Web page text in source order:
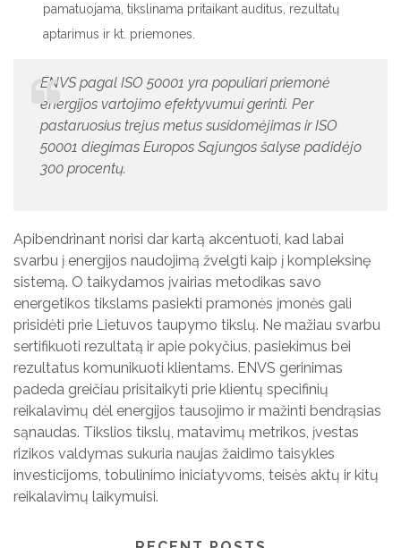
pamatuojama, tikslinama pritaikant auditus, rezultatų
aptarimus ir kt. priemones.
ENVS pagal ISO 50001 yra populiari priemonė
energijos vartojimo efektyvumui gerinti. Per
pastaruosius trejus metus susidomėjimas ir ISO
50001 diegimas Еuropos Sąjungos šalyse padidėjo
300 procentų.
Apibendrinant norisi dar kartą akcentuoti, kad labai
svarbu į energijos naudojimą žvelgti kaip į kompleksinę
sistemą. O taikydamos įvairias metodikas savo
energetikos tikslams pasiekti pramonės įmonės gali
prisidėti prie Lietuvos taupymo tikslų. Ne mažiau svarbu
sertifikuoti rezultatą ir apie pokyčius, pasiekimus bei
rezultatus komunikuoti klientams. ENVS gerinimas
padeda greičiau prisitaikyti prie klientų specifinių
reikalavimų dėl energijos tausojimo ir mažinti bendrąsias
sąnaudas. Tikslios tikslų, matavimų metrikos, įvestas
rizikos valdymas sukuria naujas žaidimo taisykles
investicijoms, tobulinimo iniciatyvoms, teisės aktų ir kitų
reikalavimų laikymuisi.